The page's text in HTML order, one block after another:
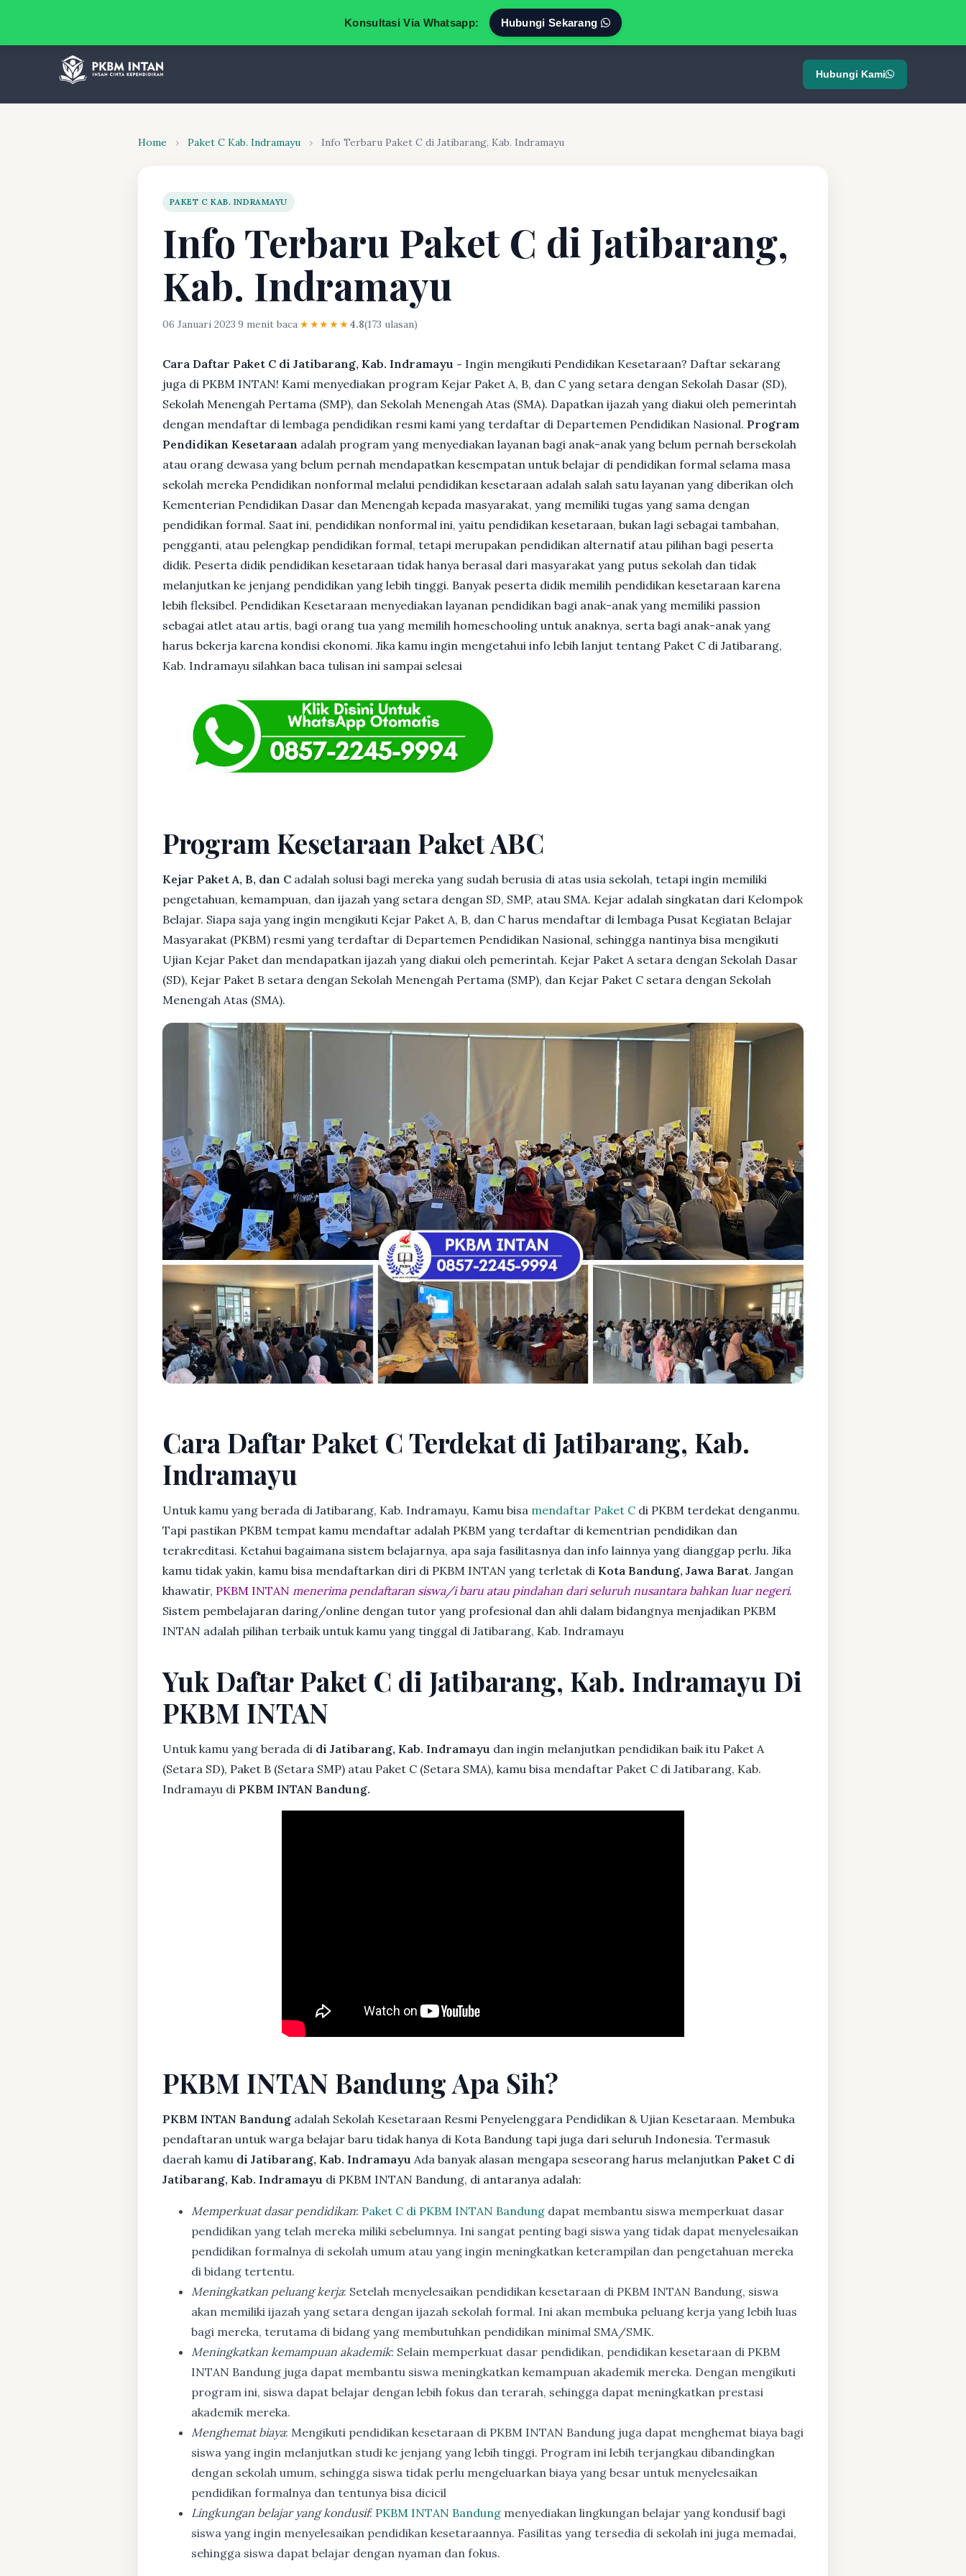
Konsultasi Via Whatsapp: Hubungi Sekarang
Hubungi Kami
Home › Paket C Kab. Indramayu › Info Terbaru Paket C di Jatibarang, Kab. Indramayu
PAKET C KAB. INDRAMAYU
Info Terbaru Paket C di Jatibarang,
Kab. Indramayu
06 Januari 2023·9 menit baca·★★★★★4.8(173 ulasan)
Cara Daftar Paket C di Jatibarang, Kab. Indramayu - Ingin mengikuti Pendidikan Kesetaraan? Daftar sekarang
juga di PKBM INTAN! Kami menyediakan program Kejar Paket A, B, dan C yang setara dengan Sekolah Dasar (SD),
Sekolah Menengah Pertama (SMP), dan Sekolah Menengah Atas (SMA). Dapatkan ijazah yang diakui oleh pemerintah
dengan mendaftar di lembaga pendidikan resmi kami yang terdaftar di Departemen Pendidikan Nasional. Program
Pendidikan Kesetaraan adalah program yang menyediakan layanan bagi anak-anak yang belum pernah bersekolah
atau orang dewasa yang belum pernah mendapatkan kesempatan untuk belajar di pendidikan formal selama masa
sekolah mereka Pendidikan nonformal melalui pendidikan kesetaraan adalah salah satu layanan yang diberikan oleh
Kementerian Pendidikan Dasar dan Menengah kepada masyarakat, yang memiliki tugas yang sama dengan
pendidikan formal. Saat ini, pendidikan nonformal ini, yaitu pendidikan kesetaraan, bukan lagi sebagai tambahan,
pengganti, atau pelengkap pendidikan formal, tetapi merupakan pendidikan alternatif atau pilihan bagi peserta
didik. Peserta didik pendidikan kesetaraan tidak hanya berasal dari masyarakat yang putus sekolah dan tidak
melanjutkan ke jenjang pendidikan yang lebih tinggi. Banyak peserta didik memilih pendidikan kesetaraan karena
lebih fleksibel. Pendidikan Kesetaraan menyediakan layanan pendidikan bagi anak-anak yang memiliki passion
sebagai atlet atau artis, bagi orang tua yang memilih homeschooling untuk anaknya, serta bagi anak-anak yang
harus bekerja karena kondisi ekonomi. Jika kamu ingin mengetahui info lebih lanjut tentang Paket C di Jatibarang,
Kab. Indramayu silahkan baca tulisan ini sampai selesai
Program Kesetaraan Paket ABC
Kejar Paket A, B, dan C adalah solusi bagi mereka yang sudah berusia di atas usia sekolah, tetapi ingin memiliki
pengetahuan, kemampuan, dan ijazah yang setara dengan SD, SMP, atau SMA. Kejar adalah singkatan dari Kelompok
Belajar. Siapa saja yang ingin mengikuti Kejar Paket A, B, dan C harus mendaftar di lembaga Pusat Kegiatan Belajar
Masyarakat (PKBM) resmi yang terdaftar di Departemen Pendidikan Nasional, sehingga nantinya bisa mengikuti
Ujian Kejar Paket dan mendapatkan ijazah yang diakui oleh pemerintah. Kejar Paket A setara dengan Sekolah Dasar
(SD), Kejar Paket B setara dengan Sekolah Menengah Pertama (SMP), dan Kejar Paket C setara dengan Sekolah
Menengah Atas (SMA).
Cara Daftar Paket C Terdekat di Jatibarang, Kab.
Indramayu
Untuk kamu yang berada di Jatibarang, Kab. Indramayu, Kamu bisa mendaftar Paket C di PKBM terdekat denganmu.
Tapi pastikan PKBM tempat kamu mendaftar adalah PKBM yang terdaftar di kementrian pendidikan dan
terakreditasi. Ketahui bagaimana sistem belajarnya, apa saja fasilitasnya dan info lainnya yang dianggap perlu. Jika
kamu tidak yakin, kamu bisa mendaftarkan diri di PKBM INTAN yang terletak di Kota Bandung, Jawa Barat. Jangan
khawatir, PKBM INTAN menerima pendaftaran siswa/i baru atau pindahan dari seluruh nusantara bahkan luar negeri.
Sistem pembelajaran daring/online dengan tutor yang profesional dan ahli dalam bidangnya menjadikan PKBM
INTAN adalah pilihan terbaik untuk kamu yang tinggal di Jatibarang, Kab. Indramayu
Yuk Daftar Paket C di Jatibarang, Kab. Indramayu Di
PKBM INTAN
Untuk kamu yang berada di di Jatibarang, Kab. Indramayu dan ingin melanjutkan pendidikan baik itu Paket A
(Setara SD), Paket B (Setara SMP) atau Paket C (Setara SMA), kamu bisa mendaftar Paket C di Jatibarang, Kab.
Indramayu di PKBM INTAN Bandung.
PKBM INTAN Bandung Apa Sih?
PKBM INTAN Bandung adalah Sekolah Kesetaraan Resmi Penyelenggara Pendidikan & Ujian Kesetaraan. Membuka
pendaftaran untuk warga belajar baru tidak hanya di Kota Bandung tapi juga dari seluruh Indonesia. Termasuk
daerah kamu di Jatibarang, Kab. Indramayu Ada banyak alasan mengapa seseorang harus melanjutkan Paket C di
Jatibarang, Kab. Indramayu di PKBM INTAN Bandung, di antaranya adalah:
Memperkuat dasar pendidikan: Paket C di PKBM INTAN Bandung dapat membantu siswa memperkuat dasar
pendidikan yang telah mereka miliki sebelumnya. Ini sangat penting bagi siswa yang tidak dapat menyelesaikan
pendidikan formalnya di sekolah umum atau yang ingin meningkatkan keterampilan dan pengetahuan mereka
di bidang tertentu.
Meningkatkan peluang kerja: Setelah menyelesaikan pendidikan kesetaraan di PKBM INTAN Bandung, siswa
akan memiliki ijazah yang setara dengan ijazah sekolah formal. Ini akan membuka peluang kerja yang lebih luas
bagi mereka, terutama di bidang yang membutuhkan pendidikan minimal SMA/SMK.
Meningkatkan kemampuan akademik: Selain memperkuat dasar pendidikan, pendidikan kesetaraan di PKBM
INTAN Bandung juga dapat membantu siswa meningkatkan kemampuan akademik mereka. Dengan mengikuti
program ini, siswa dapat belajar dengan lebih fokus dan terarah, sehingga dapat meningkatkan prestasi
akademik mereka.
Menghemat biaya: Mengikuti pendidikan kesetaraan di PKBM INTAN Bandung juga dapat menghemat biaya bagi
siswa yang ingin melanjutkan studi ke jenjang yang lebih tinggi. Program ini lebih terjangkau dibandingkan
dengan sekolah umum, sehingga siswa tidak perlu mengeluarkan biaya yang besar untuk menyelesaikan
pendidikan formalnya dan tentunya bisa dicicil
Lingkungan belajar yang kondusif: PKBM INTAN Bandung menyediakan lingkungan belajar yang kondusif bagi
siswa yang ingin menyelesaikan pendidikan kesetaraannya. Fasilitas yang tersedia di sekolah ini juga memadai,
sehingga siswa dapat belajar dengan nyaman dan fokus.